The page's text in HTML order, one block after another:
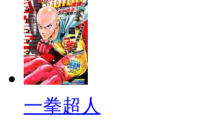
一拳超人